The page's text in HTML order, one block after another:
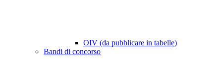
OIV (da pubblicare in tabelle)
Bandi di concorso